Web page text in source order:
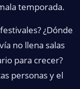
temporada.
¿Dónde
no llena salas
para crecer?
personas y el